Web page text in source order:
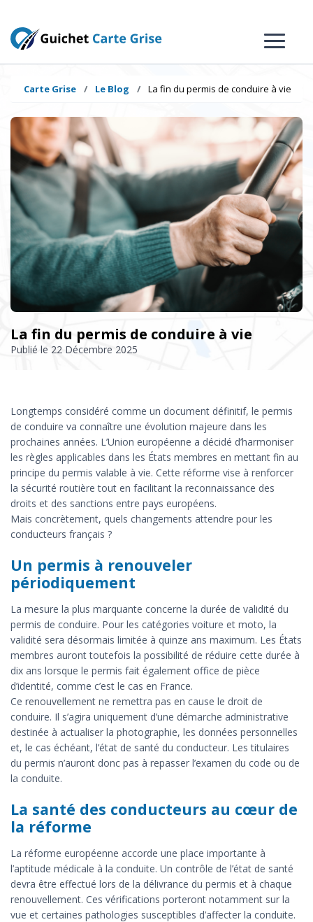
Carte Grise Le Blog La fin du permis de conduire à vie
La fin du permis de conduire à vie
Publié le 22 Décembre 2025
Longtemps considéré comme un document définitif, le permis
de conduire va connaître une évolution majeure dans les
prochaines années. L’Union européenne a décidé d’harmoniser
les règles applicables dans les États membres en mettant fin au
principe du permis valable à vie. Cette réforme vise à renforcer
la sécurité routière tout en facilitant la reconnaissance des
droits et des sanctions entre pays européens.
Mais concrètement, quels changements attendre pour les
conducteurs français ?
Un permis à renouveler
périodiquement
La mesure la plus marquante concerne la durée de validité du
permis de conduire. Pour les catégories voiture et moto, la
validité sera désormais limitée à quinze ans maximum. Les États
membres auront toutefois la possibilité de réduire cette durée à
dix ans lorsque le permis fait également office de pièce
d’identité, comme c’est le cas en France.
Ce renouvellement ne remettra pas en cause le droit de
conduire. Il s’agira uniquement d’une démarche administrative
destinée à actualiser la photographie, les données personnelles
et, le cas échéant, l’état de santé du conducteur. Les titulaires
du permis n’auront donc pas à repasser l’examen du code ou de
la conduite.
La santé des conducteurs au cœur de
la réforme
La réforme européenne accorde une place importante à
l’aptitude médicale à la conduite. Un contrôle de l’état de santé
devra être effectué lors de la délivrance du permis et à chaque
renouvellement. Ces vérifications porteront notamment sur la
vue et certaines pathologies susceptibles d’affecter la conduite.